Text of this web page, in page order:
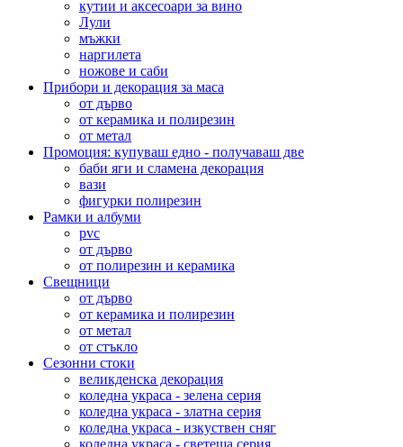
кутии и аксесоари за вино
Лули
мъжки
наргилета
ножове и саби
Прибори и декорация за маса
от дърво
от керамика и полирезин
от метал
Промоция: купуваш едно - получаваш две
баби яги и сламена декорация
вази
фигурки полирезин
Рамки и албуми
pvc
от дърво
от полирезин и керамика
Свещници
от дърво
от керамика и полирезин
от метал
от стъкло
Сезонни стоки
великденска декорация
коледна украса - зелена серия
коледна украса - златна серия
коледна украса - изкуствен сняг
коледна украса - светеща серия